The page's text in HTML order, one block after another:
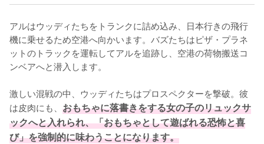
アルはウッディたちをトランクに詰め込み、日本行きの飛行
機に乗せるため空港へ向かいます。バズたちはピザ・プラネ
ットのトラックを運転してアルを追跡し、空港の荷物搬送コ
ンベアへと潜入します。
激しい混戦の中、ウッディたちはプロスペクターを撃破。彼
は皮肉にも、 おもちゃに落書きをする女の子のリュックサ
ックへと入れられ、「おもちゃとして遊ばれる恐怖と喜
び」を強制的に味わうことになります。